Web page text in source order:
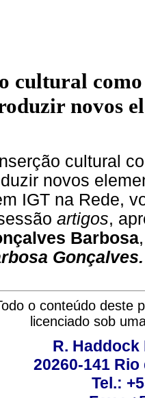
cultural como
novos
cultural
novos
IGT na Rede,
artigos,
Barbosa
Gonçalves.
o conteúdo deste
licenciado sob
R. Haddock
20260-141
Tel.: